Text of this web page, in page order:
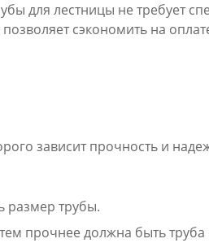
для лестницы не требует
сэкономить на
зависит прочность и
размер трубы.
прочнее должна быть